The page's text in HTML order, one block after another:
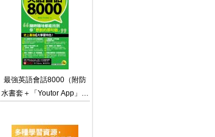
最強英語會話8000（附防
水書套＋「Youtor App」內